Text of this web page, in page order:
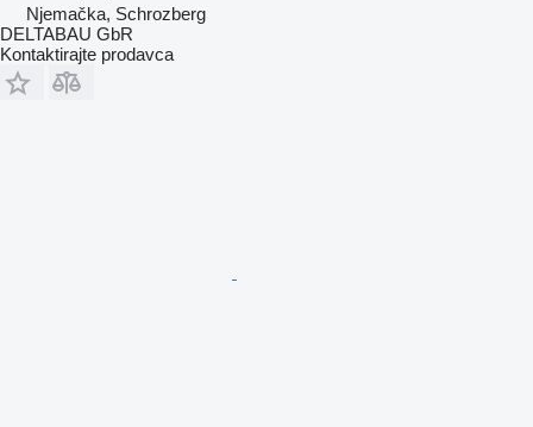
Njemačka, Schrozberg
DELTABAU GbR
Kontaktirajte prodavca